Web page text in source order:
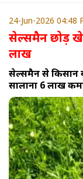
24-Jun-2026 04:48
सेल्समैन छोड़
लाख
सेल्समैन से किसान
सालाना 6 लाख